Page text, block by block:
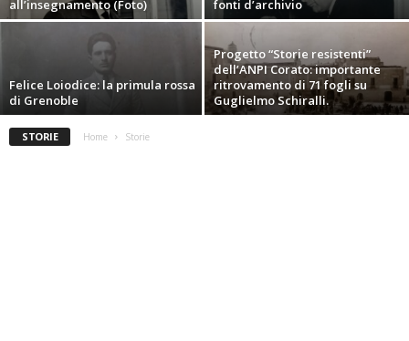
Felice Loiodice: la primula rossa
di Grenoble
Progetto “Storie resistenti”
dell’ANPI Corato: importante
ritrovamento di 71 fogli su
Guglielmo Schiralli.